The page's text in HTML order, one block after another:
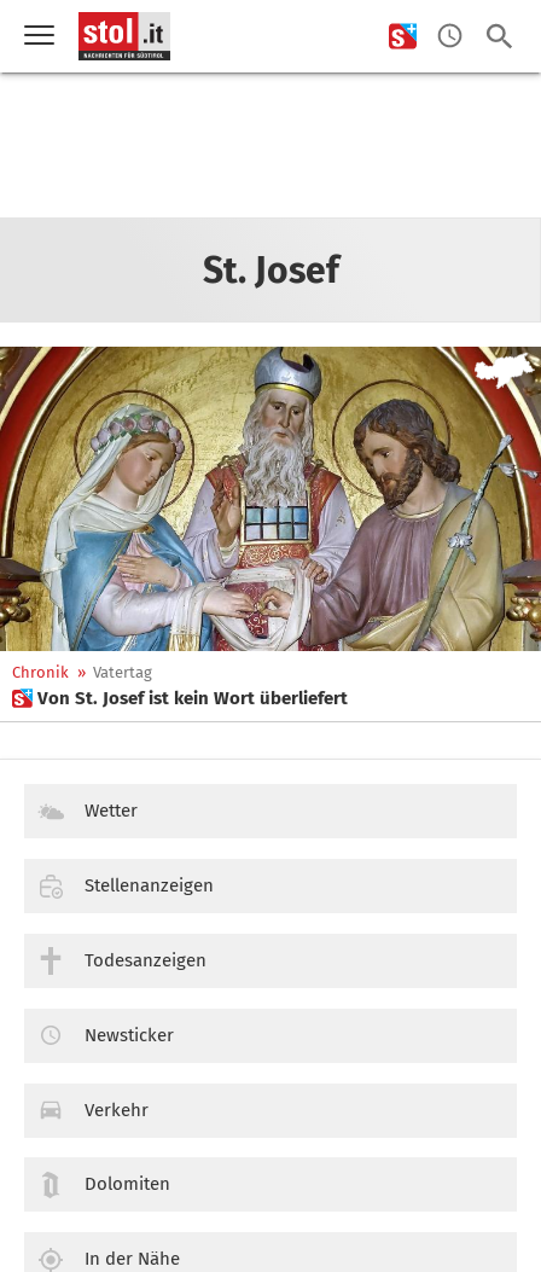
St. Josef
Chronik » Vatertag
 Von St. Josef ist kein Wort überliefert
Wetter
Stellenanzeigen
Todesanzeigen
Newsticker
Verkehr
Dolomiten
In der Nähe